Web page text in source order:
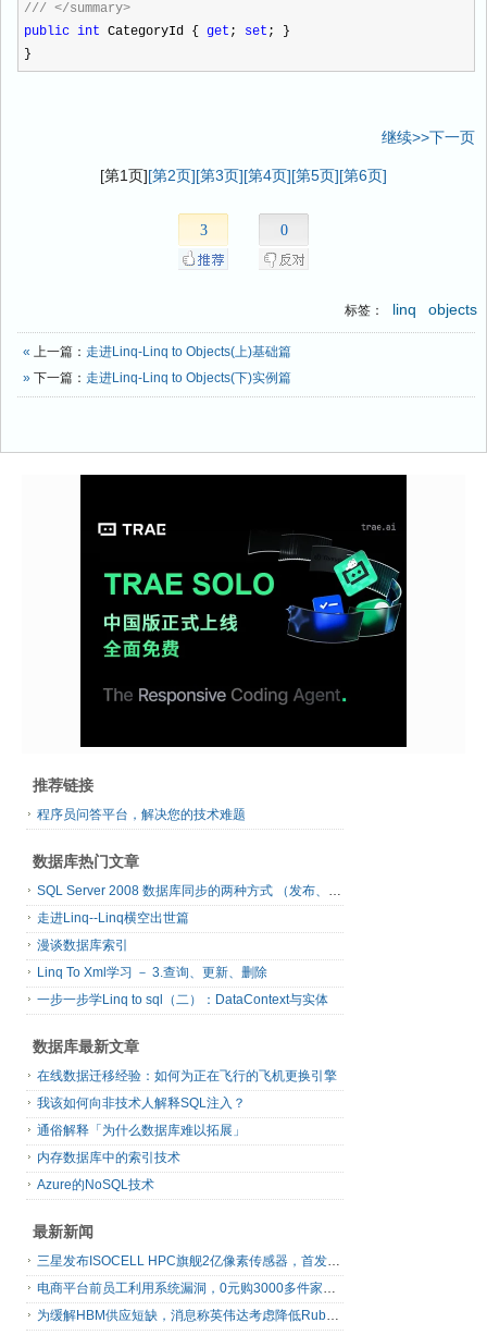
/// </summary>
public int CategoryId { get ; set ; }
}
继续>>下一页
[第1页][第2页][第3页][第4页][第5页][第6页]
3 0
标签： linq objects
« 上一篇： 走进Linq-Linq to Objects(上)基础篇
» 下一篇： 走进Linq-Linq to Objects(下)实例篇
推荐链接
程序员问答平台，解决您的技术难题
数据库热门文章
SQL Server 2008 数据库同步的两种方式 （发布、订阅）
走进Linq--Linq横空出世篇
漫谈数据库索引
Linq To Xml学习 － 3.查询、更新、删除
一步一步学Linq to sql（二）：DataContext与实体
数据库最新文章
在线数据迁移经验：如何为正在飞行的飞机更换引擎
我该如何向非技术人解释SQL注入？
通俗解释「为什么数据库难以拓展」
内存数据库中的索引技术
Azure的NoSQL技术
最新新闻
三星发布ISOCELL HPC旗舰2亿像素传感器，首发16-bit RAW输出
电商平台前员工利用系统漏洞，0元购3000多件家电！
为缓解HBM供应短缺，消息称英伟达考虑降低Rubin Ultra GPU配置